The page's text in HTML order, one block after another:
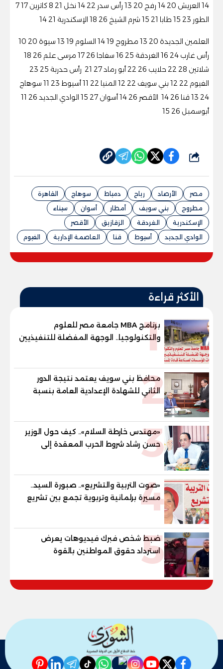
14 العريش 20 14 رفح 20 13 رأس سدر 22 14 نخل 21 8 كاترين 17 7
الطور 23 15 طابا 21 15 شرم الشيخ 26 18 الإسكندرية 21 14
العلمين الجديدة 20 13 مطروح 19 14 السلوم 19 13 سيوة 20 10
رأس غارب 24 16 الغردقة 25 16 سفاجا 26 17 مرسى علم 26 18
شلاتين 28 22 حلايب 26 22 أبو رماد 27 21 رأس حدربة 25 23
الفيوم 22 12 بني سويف 22 12 المنيا 22 11 أسيوط 23 11 سوهاج
24 13 قنا 26 14 الأقصر 26 14 أسوان 27 15 الوادي الجديد 26 11
أبوسمبل 26 15
شارك
مصر الأرصاد رياح دمياط سوهاج
القاهرة
مطروح
بني سويف أمطار أسوان
سيناء
الإسكندرية
الغردقة الزقازيق
الأقصر
الوادي الجديد
أسيوط قنا العاصمة الإدارية الفيوم
الأكثر قراءة
1
برنامج MBA جامعة مصر للعلوم
والتكنولوجيا.. الوجهة المفضلة للتنفيذيين
وقيادات المؤسسات لصناعة قادة
2
محافظ بني سويف يعتمد نتيجة الدور
الثاني للشهادة الإعدادية العامة بنسبة
والنور للمكفوفين
3
«مهندس خارطة السلام».. كيف حول الوزير
حسن رشاد شروط الحرب المعقدة إلى
"خارطة طريق" للانسحاب والإعمار؟
4
«صوت التربية والتشريع».. صبورة السيد..
مسيرة برلمانية وتربوية تجمع بين تشريع
القوانين وصناعة الأجيال لبناء الإنسان
5
ضبط شخص فبرك فيديوهات يعرض
استرداد حقوق المواطنين بالقوة